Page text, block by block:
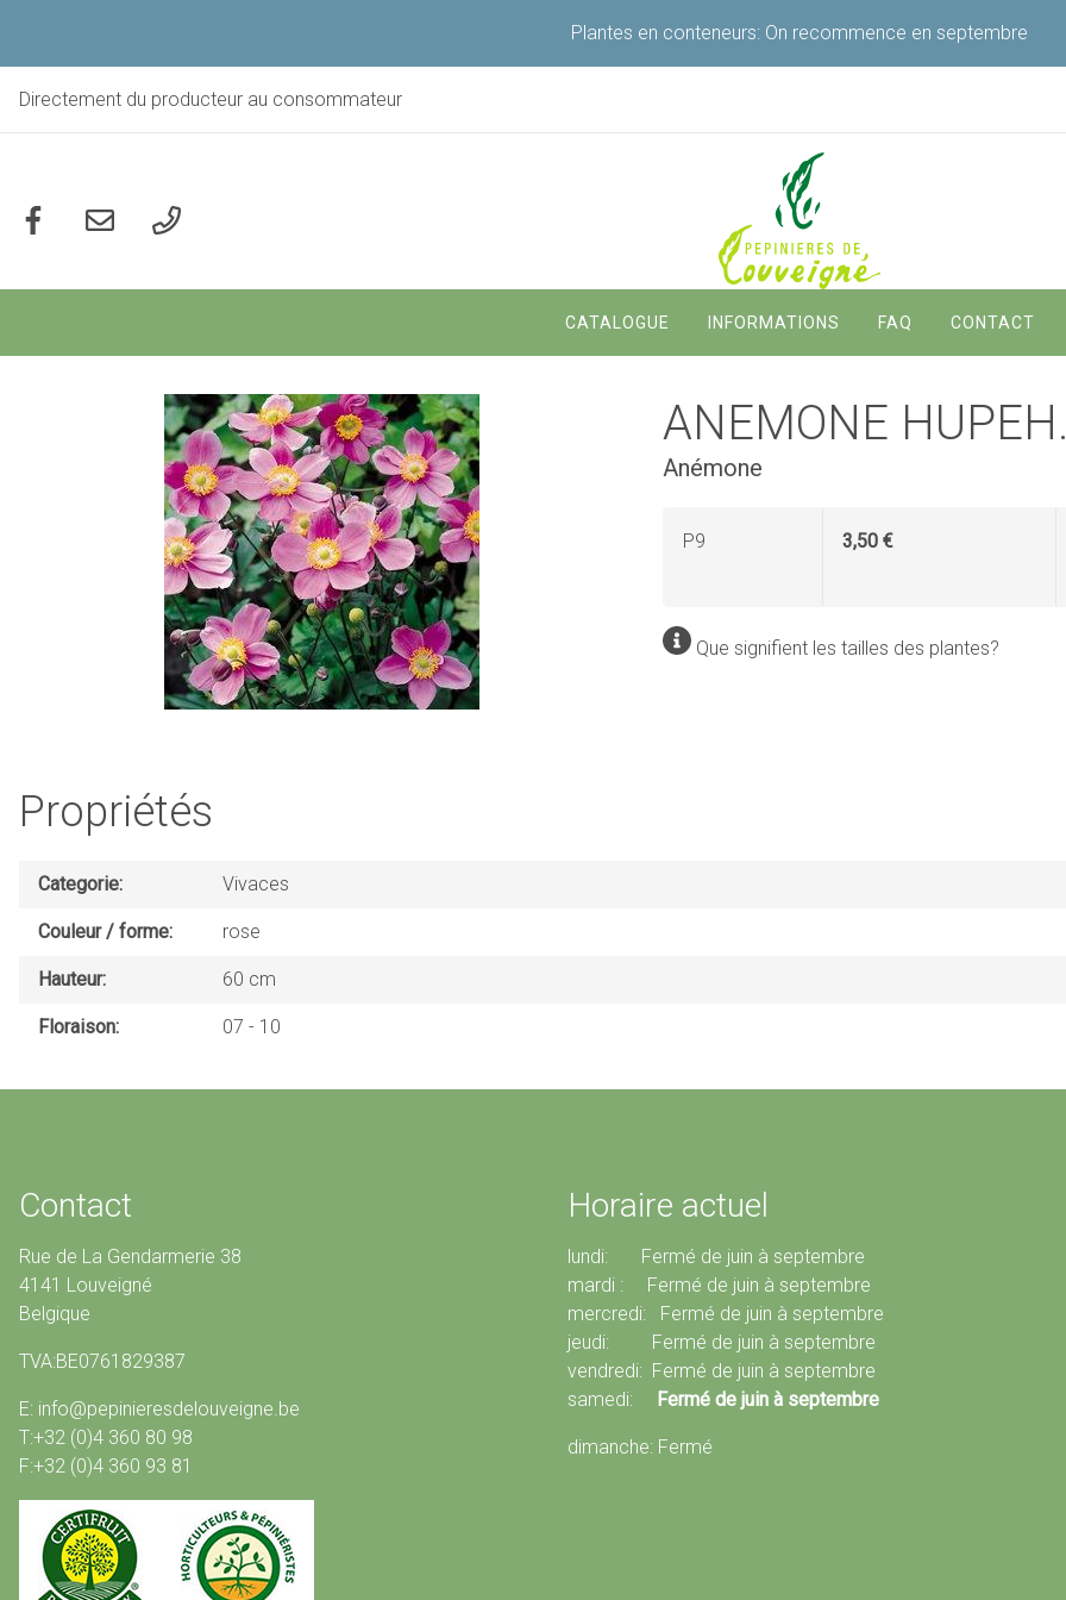
contenu
principal
Plantes en conteneurs: On recommence en septembre
Directement du producteur au consommateur
Navigation
principale
CATALOGUE INFORMATIONS FAQ CONTACT
ANEMONE
Anémone
P9 3,50 €
Que signifient les tailles des plantes?
Propriétés
Categorie Vivaces
Couleur / forme rose
Hauteur 60 cm
Floraison 07 10
Contact
Rue de La Gendarmerie 38
4141 Louveigné
Belgique
TVA:BE0761829387
E: info@pepinieresdelouveigne.be
T:+32 (0)4 360 80 98
F:+32 (0)4 360 93 81
Horaire actuel
lundi: Fermé de juin à septembre
mardi : Fermé de juin à septembre
mercredi: Fermé de juin à septembre
jeudi: Fermé de juin à septembre
vendredi: Fermé de juin à septembre
samedi:
Fermé de juin à septembre
dimanche: Fermé